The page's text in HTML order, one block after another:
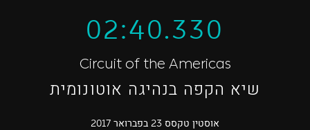
02:40.330
Circuit of the Americas
שיא הקפה בנהיגה אוטונומית
אוסטין טקסס 23 בפברואר 2017